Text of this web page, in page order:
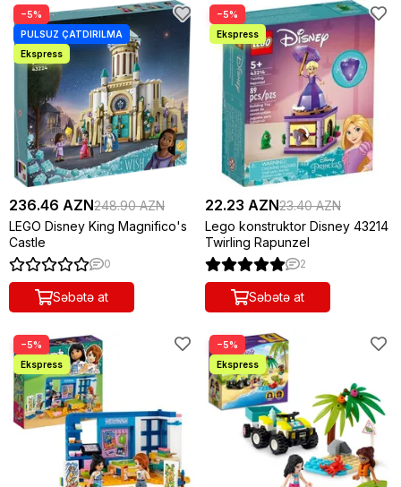
−5%
236.46 AZN248.90 AZN
LEGO Disney King Magnifico's
Castle
0
Səbətə at
−5%
22.23 AZN23.40 AZN
Lego konstruktor Disney 43214
Twirling Rapunzel
2
Səbətə at
−5% −5%